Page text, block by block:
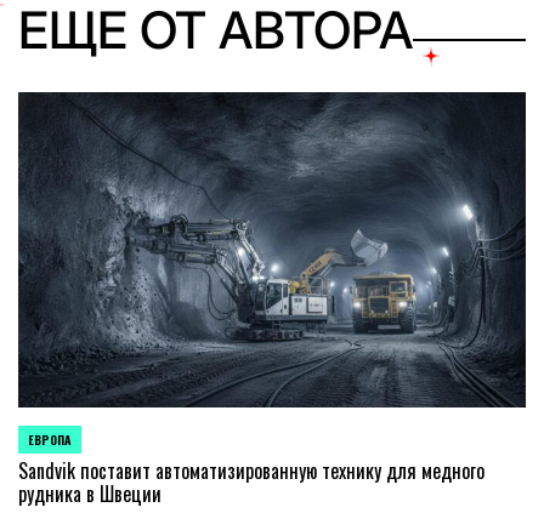
ЕЩЕ ОТ АВТОРА
ОПУБЛИКОВАНО
В
ЕВРОПА
Sandvik поставит автоматизированную технику для медного
рудника в Швеции